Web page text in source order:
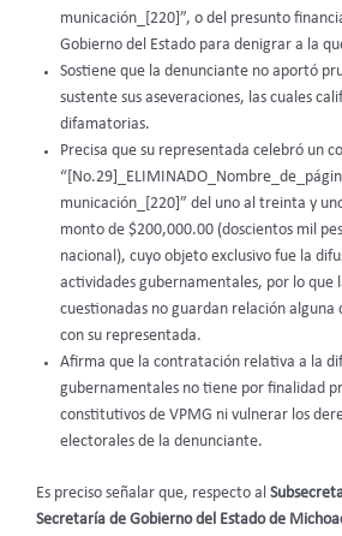
municación_[220]”, o del presunto
Gobierno del Estado para denigrar a la
Sostiene que la denunciante no aportó
sustente sus aseveraciones, las cuales
difamatorias.
Precisa que su representada celebró un
municación_[220]” del uno al treinta y
monto de $200,000.00 (doscientos mil
nacional), cuyo objeto exclusivo fue la
actividades gubernamentales, por lo que
cuestionadas no guardan relación alguna
con su representada.
Afirma que la contratación relativa a la
gubernamentales no tiene por finalidad
constitutivos de VPMG ni vulnerar los
electorales de la denunciante.
Es preciso señalar que, respecto al
Secretaría de Gobierno del Estado de